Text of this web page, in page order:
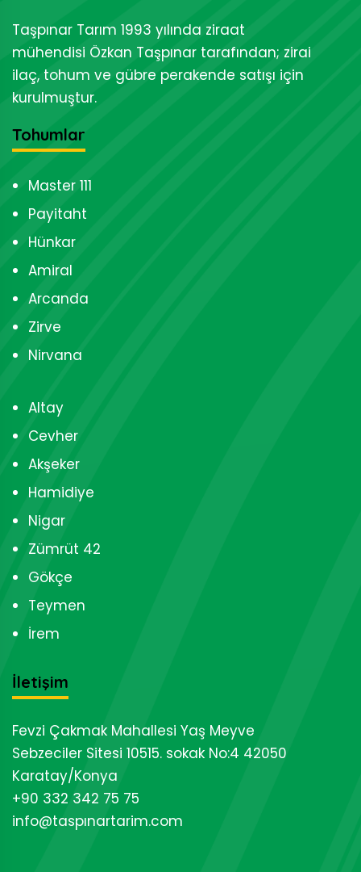
Taşpınar Tarım 1993 yılında ziraat
mühendisi Özkan Taşpınar tarafından; zirai
ilaç, tohum ve gübre perakende satışı için
kurulmuştur.
Tohumlar
Master 111
Payitaht
Hünkar
Amiral
Arcanda
Zirve
Nirvana
Altay
Cevher
Akşeker
Hamidiye
Nigar
Zümrüt 42
Gökçe
Teymen
İrem
İletişim
Fevzi Çakmak Mahallesi Yaş Meyve
Sebzeciler Sitesi 10515. sokak No:4 42050
Karatay/Konya
+90 332 342 75 75
info@taspınartarim.com